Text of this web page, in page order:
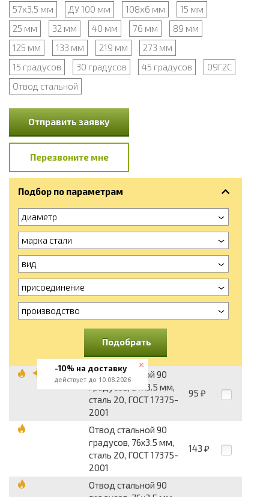
57х3.5 мм ДУ 100 мм 108х6 мм
15 мм
25 мм
32 мм 40 мм 76 мм
89 мм
125 мм
133 мм 219 мм
273 мм
15 градусов
30 градусов 45 градусов
09Г2С
Отвод стальной
Отправить заявку
Перезвоните мне
Подбор по параметрам
диаметр
марка стали
вид
присоединение
производство
Подобрать
Отвод стальной 90
градусов, 57x3.5 мм,
сталь 20, ГОСТ 17375-
2001
95 ₽
Отвод стальной 90
градусов, 76x3.5 мм,
сталь 20, ГОСТ 17375-
2001
143 ₽
Отвод стальной 90
-10% на доставку
действует до 10.08.2026